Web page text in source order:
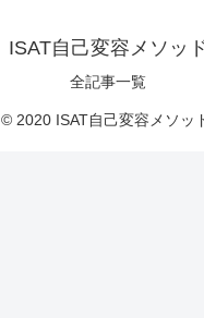
ISAT自己変容メソッ
全記事一覧
© 2020 ISAT自己変容メソッ